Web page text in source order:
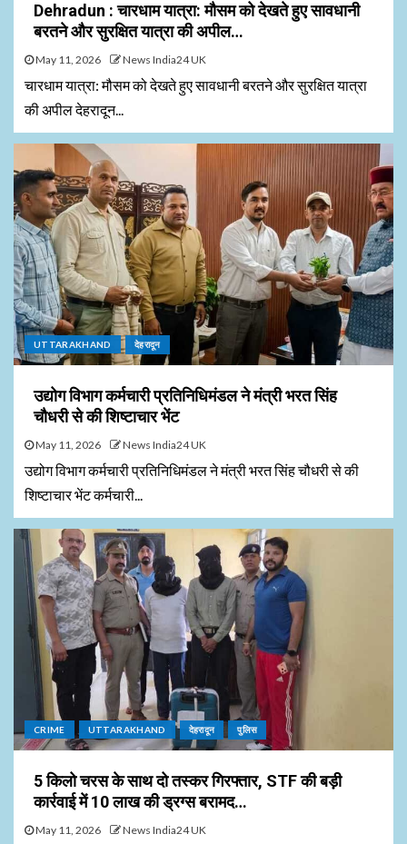
Dehradun : चारधाम यात्रा: मौसम को देखते हुए सावधानी
बरतने और सुरक्षित यात्रा की अपील…
May 11, 2026 News India24 UK
चारधाम यात्रा: मौसम को देखते हुए सावधानी बरतने और सुरक्षित यात्रा
की अपील देहरादून...
UTTARAKHAND देहरादून
उद्योग विभाग कर्मचारी प्रतिनिधिमंडल ने मंत्री भरत सिंह
चौधरी से की शिष्टाचार भेंट
May 11, 2026 News India24 UK
उद्योग विभाग कर्मचारी प्रतिनिधिमंडल ने मंत्री भरत सिंह चौधरी से की
शिष्टाचार भेंट कर्मचारी...
CRIME UTTARAKHAND देहरादून पुलिस
5 किलो चरस के साथ दो तस्कर गिरफ्तार, STF की बड़ी
कार्रवाई में 10 लाख की ड्रग्स बरामद…
May 11, 2026 News India24 UK